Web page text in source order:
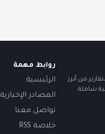
من أبرز
شاملة
روابط مهمة
الرئيسية
المصادر الإخبارية
تواصل معنا
خلاصة RSS